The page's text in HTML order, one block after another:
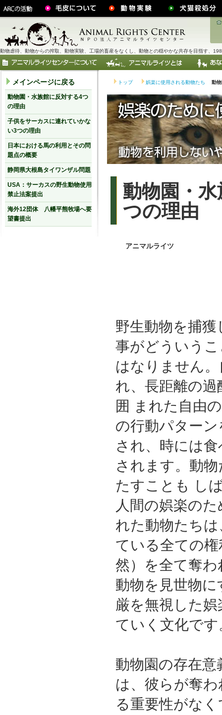
動物虐待、動物からの搾取、動物実験、工場的畜産をなくし、動物との穏やかな共存を目指す、
トップ 娯楽に使用される動物たち 動
動物園・
つの理由
アニマルライツ
野生動物を捕
事がどういう
はなりません
れ、長距離の
囲 まれた自由
の行動パター
され、時には
されます。動
たすことも し
人間の娯楽の
れた動物たち
ている全ての
然）を全て奪
動物を見世物
厳を無視した
ていく文化です
動物園の存在
は、彼らが奪
る重要性がな
メインページに戻る
動物園・水族館に反対する4つ
の理由
子供をサーカスに連れていかな
い3つの理由
日本における馬の利用とその問
題点の概要
静岡県大根島タイワンザル問題
USA：サーカスの野生動物使用
禁止法案提出
海外12団体 八幡平熊牧場へ要
望書提出